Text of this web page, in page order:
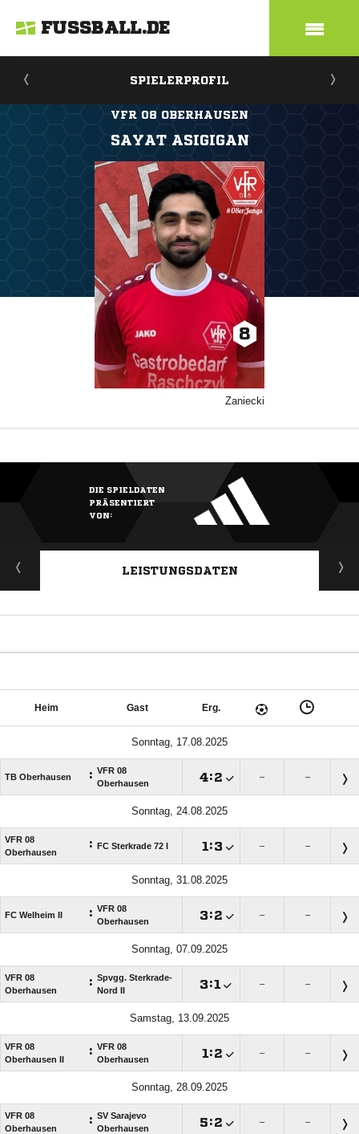
FUSSBALL.DE
SPIELERPROFIL
VFR 08 OBERHAUSEN
SAYAT ASIGIGAN
Zaniecki
8
DIE SPIELDATEN
PRÄSENTIERT
VON:
LEISTUNGSDATEN
Heim Gast Erg.
Sonntag, 17.08.2025
TB Oberhausen : VFR 08
Oberhausen
: – –
Sonntag, 24.08.2025
VFR 08
Oberhausen
: FC Sterkrade 72 I  : – –
Sonntag, 31.08.2025
FC Welheim II : VFR 08
Oberhausen
: – –
Sonntag, 07.09.2025
VFR 08
Oberhausen
: Spvgg. Sterkrade-
Nord II
: – –
Samstag, 13.09.2025
VFR 08
Oberhausen II
: VFR 08
Oberhausen
 : – –
Sonntag, 28.09.2025
VFR 08
Oberhausen
: SV Sarajevo
Oberhausen
: – –